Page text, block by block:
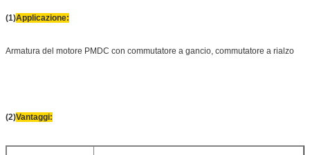
(1)Applicazione:
Armatura del motore PMDC con commutatore a gancio, commutatore a rialzo
(2)Vantaggi: